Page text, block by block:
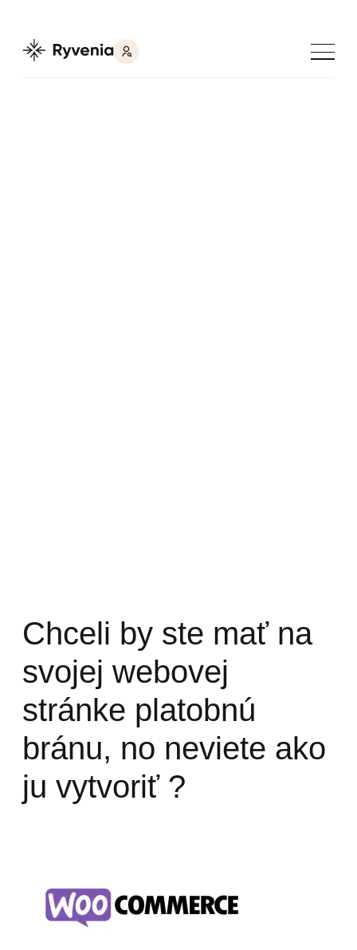
Chceli by ste mať na
svojej webovej
stránke platobnú
bránu, no neviete ako
ju vytvoriť ?